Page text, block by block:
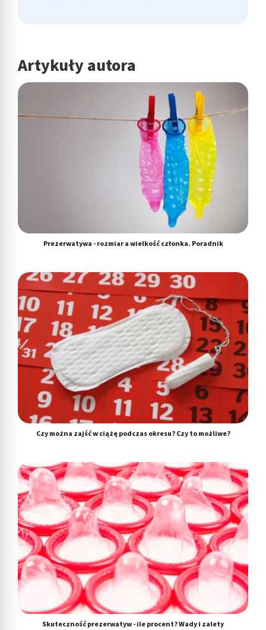
Artykuły autora
Prezerwatywa - rozmiar a wielkość członka. Poradnik
Czy można zajść w ciążę podczas okresu? Czy to możliwe?
Skuteczność prezerwatyw - ile procent? Wady i zalety